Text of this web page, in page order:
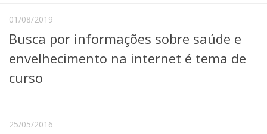
Núcleos e Comissões
Telefones e Mapas
Pessoas
Graduação
Cursos de Extensão
01/08/2019
Busca por informações sobre saúde e
envelhecimento na internet é tema de
curso
25/05/2016